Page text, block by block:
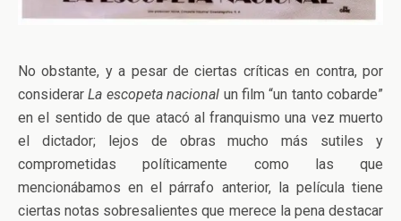
No obstante, y a pesar de ciertas críticas en contra, por
considerarLa escopeta nacional un film “un tanto cobarde”
en el sentido de que atacó al franquismo una vez muerto
el dictador; lejos de obras mucho más sutiles y
comprometidas políticamente como las que
mencionábamos en el párrafo anterior, la película tiene
ciertas notas sobresalientes que merece la pena destacar